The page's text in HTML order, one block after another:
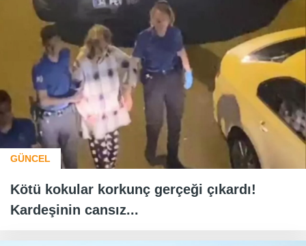
GÜNCEL
Kötü kokular korkunç gerçeği çıkardı!
Kardeşinin cansız...